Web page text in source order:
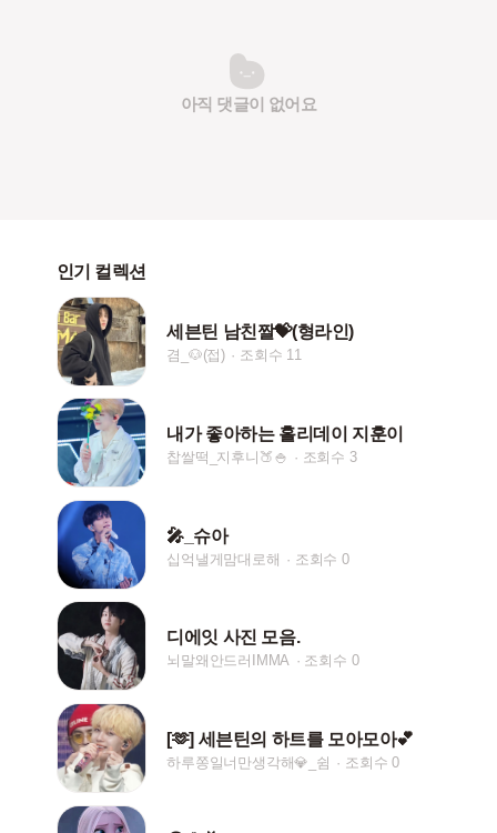
아직 댓글이 없어요
인기 컬렉션
세븐틴 남친짤💝(형라인)
겸_🐶(접) 조회수 11
내가 좋아하는 홀리데이 지훈이
찹쌀떡_지후니🍑🍚 조회수 3
🎤_슈아
십억낼게맘대로해 조회수 0
디에잇 사진 모음.
뇌말왜안드러IMMA 조회수 0
[🫶] 세븐틴의 하트를 모아모아💕
하루쫑일너만생각해💎_쉼 조회수 0